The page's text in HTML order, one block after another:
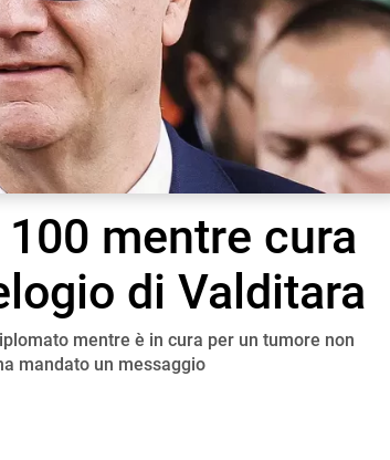
mentre cura
di Valditara
mentre è in cura per un tumore non
mandato un messaggio